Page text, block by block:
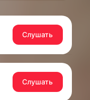
Слушать
Слушать